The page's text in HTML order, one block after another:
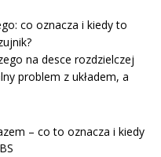
co oznacza i kiedy to
na desce rozdzielczej
problem z układem, a
– co to oznacza i kiedy